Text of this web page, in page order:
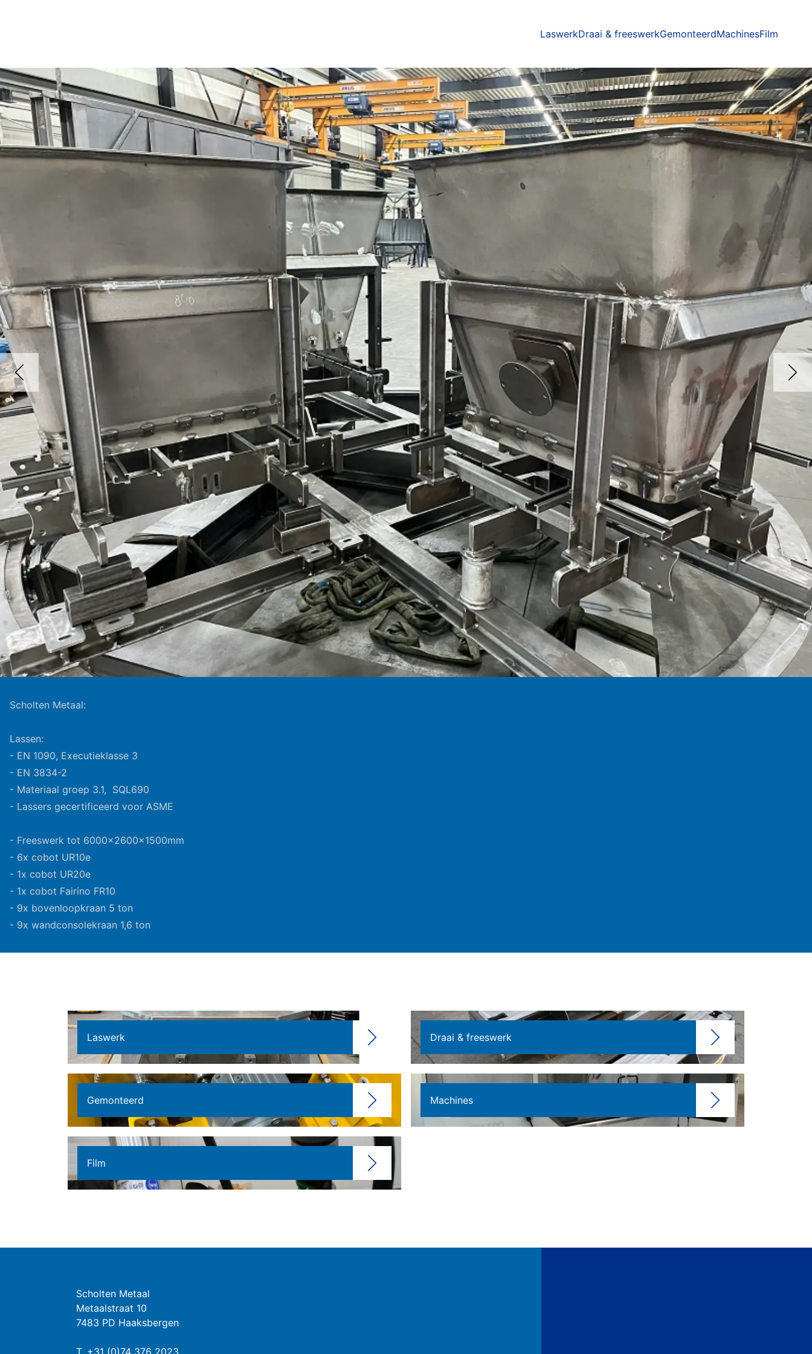
LaswerkDraai & freeswerkGemonteerdMachinesFilm
Scholten Metaal:
Lassen:
- EN 1090, Executieklasse 3
- EN 3834-2
- Materiaal groep 3.1, SQL690
- Lassers gecertificeerd voor ASME
- Freeswerk tot 6000x2600x1500mm
- 6x cobot UR10e
- 1x cobot UR20e
- 1x cobot Fairino FR10
- 9x bovenloopkraan 5 ton
- 9x wandconsolekraan 1,6 ton
Laswerk Draai & freeswerk
Gemonteerd Machines
Film
Scholten Metaal
Metaalstraat 10
7483 PD Haaksbergen
T. +31 (0)74 376 2023